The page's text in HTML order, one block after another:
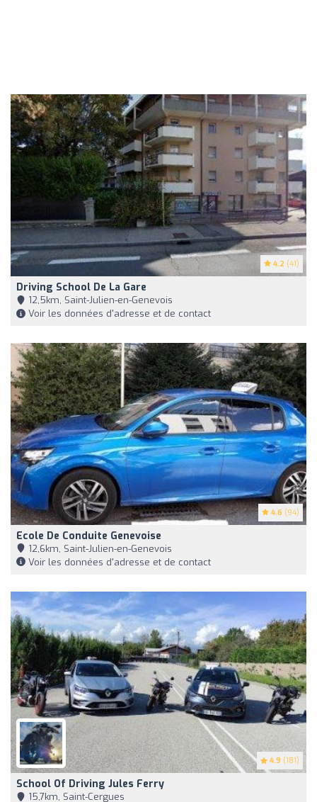
4.2 (41)
Driving School De La Gare
12,5km, Saint-Julien-en-Genevois
Voir les données d'adresse et de contact
4.6 (94)
Ecole De Conduite Genevoise
12,6km, Saint-Julien-en-Genevois
Voir les données d'adresse et de contact
4.9 (181)
School Of Driving Jules Ferry
15,7km, Saint-Cergues